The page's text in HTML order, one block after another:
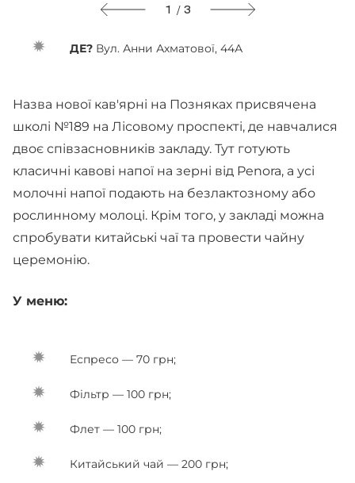
1 / 3
ДЕ? Вул. Анни Ахматової, 44А
Назва нової кав'ярні на Позняках присвячена
школі №189 на Лісовому проспекті, де навчалися
двоє співзасновників закладу. Тут готують
класичні кавові напої на зерні від Penora, а усі
молочні напої подають на безлактозному або
рослинному молоці. Крім того, у закладі можна
спробувати китайські чаї та провести чайну
церемонію.
У меню:
Еспресо — 70 грн;
Фільтр — 100 грн;
Флет — 100 грн;
Китайський чай — 200 грн;